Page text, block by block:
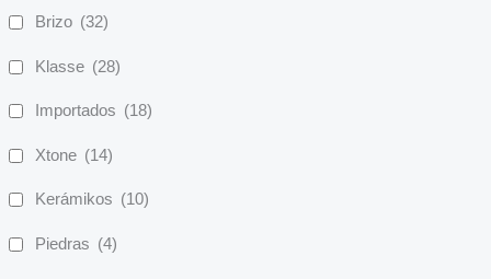
Brizo (32)
Klasse (28)
Importados (18)
Xtone (14)
Kerámikos (10)
Piedras (4)